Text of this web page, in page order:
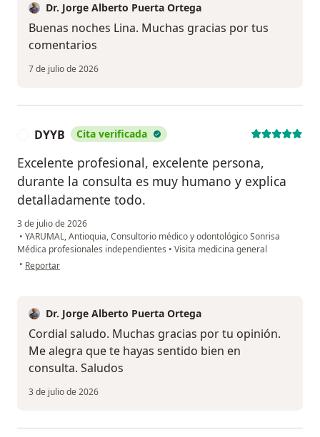
Dr. Jorge Alberto Puerta Ortega
Buenas noches Lina. Muchas gracias por tus
comentarios
7 de julio de 2026
DYYB Cita verificada
Excelente profesional, excelente persona,
durante la consulta es muy humano y explica
detalladamente todo.
3 de julio de 2026
• YARUMAL, Antioquia, Consultorio médico y odontológico Sonrisa
Médica profesionales independientes • Visita medicina general
• en opinión del usuario DYYB
Reportar
Dr. Jorge Alberto Puerta Ortega
Cordial saludo. Muchas gracias por tu opinión.
Me alegra que te hayas sentido bien en
consulta. Saludos
3 de julio de 2026